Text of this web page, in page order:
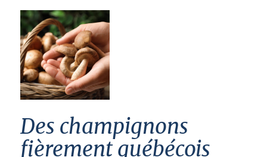
Des champignons
fièrement québécois